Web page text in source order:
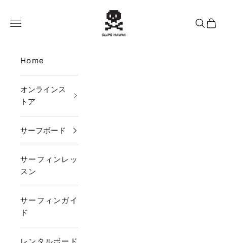
CLIPS HAWAII
メニュー
検索カー
Home
オンラインス
トア
サーフボード
サーフィンレッ
スン
サーフィンガイ
ド